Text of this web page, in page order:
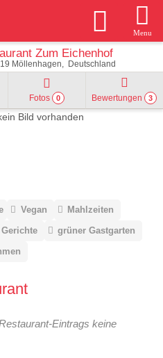
Menu
Zum Eichenhof
Möllenhagen Deutschland
Fotos 0 Bewertungen 3
Vegan
Mahlzeiten
Gerichte
grüner Gastgarten
Eintrags keine